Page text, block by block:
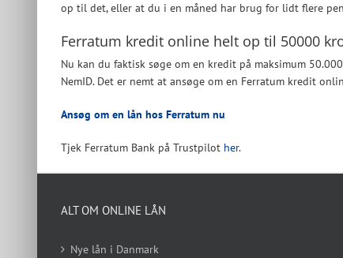
op til det, eller at du i en måned har brug for lidt flere
Ferratum kredit online helt op til 50000
Nu kan du faktisk søge om en kredit på maksimum
NemID. Det er nemt at ansøge om en Ferratum kredit
Ansøg om en lån hos Ferratum nu
Tjek Ferratum Bank på Trustpilot her.
ALT OM ONLINE LÅN
Nye lån i Danmark